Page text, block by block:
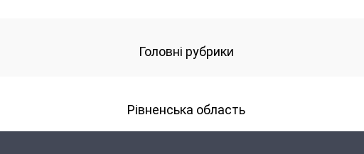
Головні рубрики
Рівненська область